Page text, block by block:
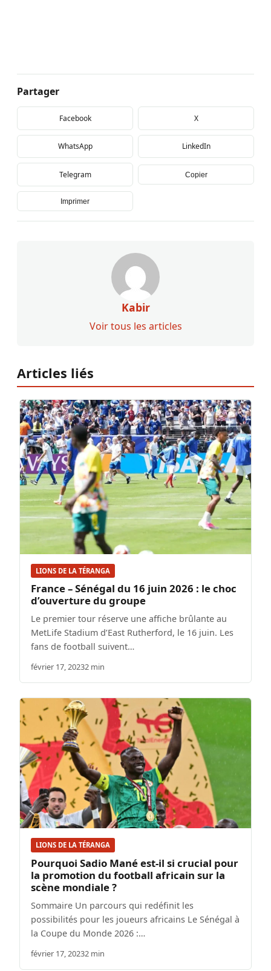
Partager
Facebook X
WhatsApp LinkedIn
Telegram Copier
Imprimer
Kabir
Voir tous les articles
Articles liés
LIONS DE LA TÉRANGA
France – Sénégal du 16 juin 2026 : le choc
d’ouverture du groupe
Le premier tour réserve une affiche brûlante au
MetLife Stadium d’East Rutherford, le 16 juin. Les
fans de football suivent…
février 17, 20232 min
LIONS DE LA TÉRANGA
Pourquoi Sadio Mané est-il si crucial pour
la promotion du football africain sur la
scène mondiale ?
Sommaire Un parcours qui redéfinit les
possibilités pour les joueurs africains Le Sénégal à
la Coupe du Monde 2026 :…
février 17, 20232 min